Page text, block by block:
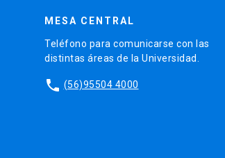
MESA CENTRAL
Teléfono para comunicarse con las
distintas áreas de la Universidad.
phone (56)95504 4000